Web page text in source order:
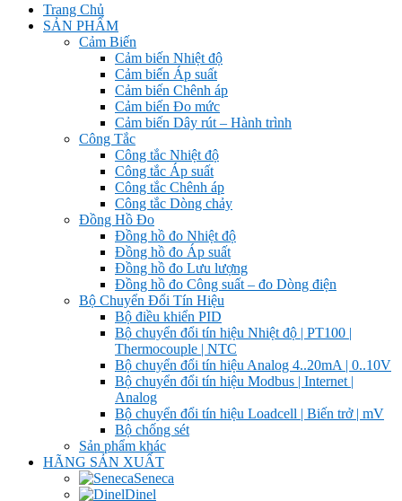
Trang Chủ
SẢN PHẨM
Cảm Biến
Cảm biến Nhiệt độ
Cảm biến Áp suất
Cảm biến Chênh áp
Cảm biến Đo mức
Cảm biến Dây rút – Hành trình
Công Tắc
Công tắc Nhiệt độ
Công tắc Áp suất
Công tắc Chênh áp
Công tắc Dòng chảy
Đồng Hồ Đo
Đồng hồ đo Nhiệt độ
Đồng hồ đo Áp suất
Đồng hồ đo Lưu lượng
Đồng hồ đo Công suất – đo Dòng điện
Bộ Chuyển Đổi Tín Hiệu
Bộ điều khiển PID
Bộ chuyển đổi tín hiệu Nhiệt độ | PT100 |
Thermocouple | NTC
Bộ chuyển đổi tín hiệu Analog 4..20mA | 0..10V
Bộ chuyển đổi tín hiệu Modbus | Internet |
Analog
Bộ chuyển đổi tín hiệu Loadcell | Biến trở | mV
Bộ chống sét
Sản phẩm khác
HÃNG SẢN XUẤT
Seneca
Dinel